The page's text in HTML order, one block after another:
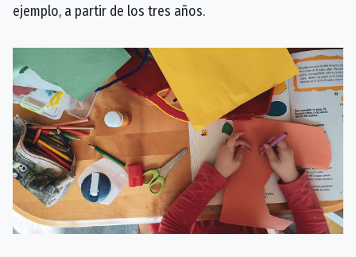
ejemplo, a partir de los tres años.